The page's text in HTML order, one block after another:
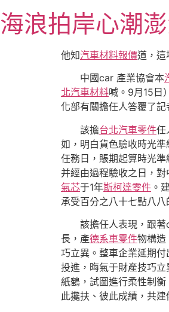
至
主海浪拍岸心潮
他知汽車材料報價道，這
中國car 產業協會本
北汽車材料喊。9月15日
化部有關擔任人答覆了記
該擔台北汽車零件任
如，明白貨色驗收時光
任務日，賬期起算時光
并經由過程驗收之日，
氣芯于1年斯柯達零件 。
承受百分之八十七點八
該擔任人表現，跟
長，產德系車零件物構造
巧立異。整車企業延期
投進，晦氣于財產技巧
紙鶴，試圖進行柔性制
此攙扶、彼此成績，共